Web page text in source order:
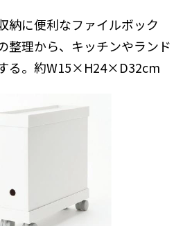
納に便利なファイルボック
整理から、キッチンやランド
る。約W15×H24×D32cm